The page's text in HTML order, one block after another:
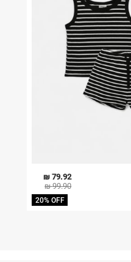
79.92 ₪
99.90 ₪
20% OFF